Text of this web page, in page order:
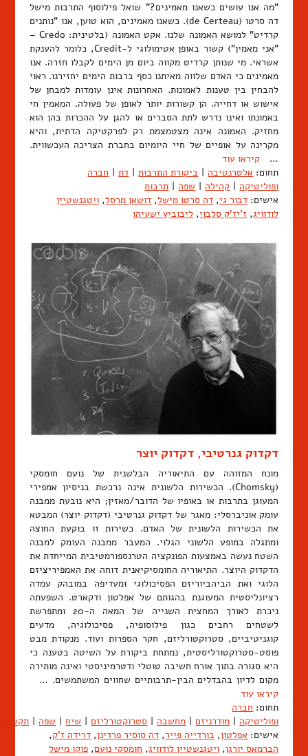
"מה אנו עושים כשאנו מאמינים?" שואל פילוסוף התרבות מישל
דה סרטו (de Certeau). כשאנו מאמינים, הוא טוען, אנו "נותנים
קרדיט" למושא האמונה שלנו. אקט האמונה (בלטינית: Credo –
"אני מאמין") קשור באופן אטימולוגי ל-Credit, כלומר להענקת
אשראי. מי שנותן קרדיט מקווה ביום מן הימים לקבלו חזרה. אנו
מאמינים כי האדם שלווה מאיתנו כסף ברבות הימים יחזירנו. ראוי
להבחין בין טענות לאמונות. האחרונות אינן עומדות למבחן של
אישוש או דחייה. הן קשורות יותר לאופן של פעולה. המאמין חי
באמונתו ואינו נדרש לתת הסברים או להגן על ההכרות בהן הוא
מחזיק. האמונה אינה מצטמצמת רק לפרקטיקה הדתית, והיא
מקרינה על אופיים של חיי היומיום בחברת הצריכה העכשווית.
… קיראו עוד
תחום: אלטרנטיבה ביקורת התרבות דת
חברה
ופוליטיקה
קהילה שפה
תרבות
אישים: דבור גי, דה סרטו מישל, דושאן מרסל, ויטגנשטיין
לודוויג, ז'יז'ק סלבוי, ליבוביץ ישעיהו
דקדוק גנרטיבי, דקדוק יוצר
מונח המזוהה עם התיאוריה הבלשנית של נועם חומסקי
(Chomsky). הכשירות הלשונית אינה נרכשת בניסיון אמפירי
המעוגן בתרבות או באופיו של הדובר/מאזין; היא נובעת ממבנה
עומק אוניברסלי: מאגר של דקדוק גנרטיבי (דקדוק יוצר) המבטא
את הכשירות הלשונית של האדם. כשירות זו בוקעת החוצה
ומתגלה במופע הלשוני הגלוי. המעבר ממבנה העומק למבנה
השטח נעשה באמצעות הפונקציה הטרנספורמטיבית המייחדת את
הדקדוק היוצר. התיאוריה החומסיקיאנית דוחה את האמפיריציזם
הלוגי ואת הביהביוריזם הפסיכולוגי ומעדיפה במובהק עמדה
רציונליסטית המעוגנת בהגותם של אפלטון ודקארט. השפעתה
ניכרת לאורך המחצית השנייה של המאה ה-20 ומתפרשת
לשטחים רחבים כגון פילוסופיה, פסיכולוגיה, מדעים
קוגניטיביים, סטרוקטורליזם, חקר הספרות ועוד. מנקודת מבט
פוסט-סטרוקטורליסטית, נמתחת ביקורת על השיטה בטענה כי
היא סגורה בתוך אורח חשיבה טוטלי ודטרמיניסטי ואינה מותירה
מקום לדיון בהבדלים הבין-תרבותיים שחווים המשתמשים. …
קיראו עוד
תחום: חברה
ופוליטיקה | מודרניזם | מחשבה | סטרוקטורליזם | שיח | שפה |
אישים: אפלטון, בורדייה פייר, דה סוסיר פרדינן, דרידה ז'ק,
הברמאס יורגן, ויטגנשטיין לודוויג, חומסקי נועם, פוקו מישל